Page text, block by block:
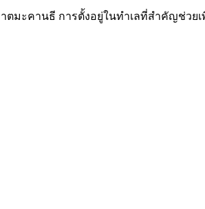
ตมะคานธี การตั้งอยู่ในทำเลที่สำคัญช่วย